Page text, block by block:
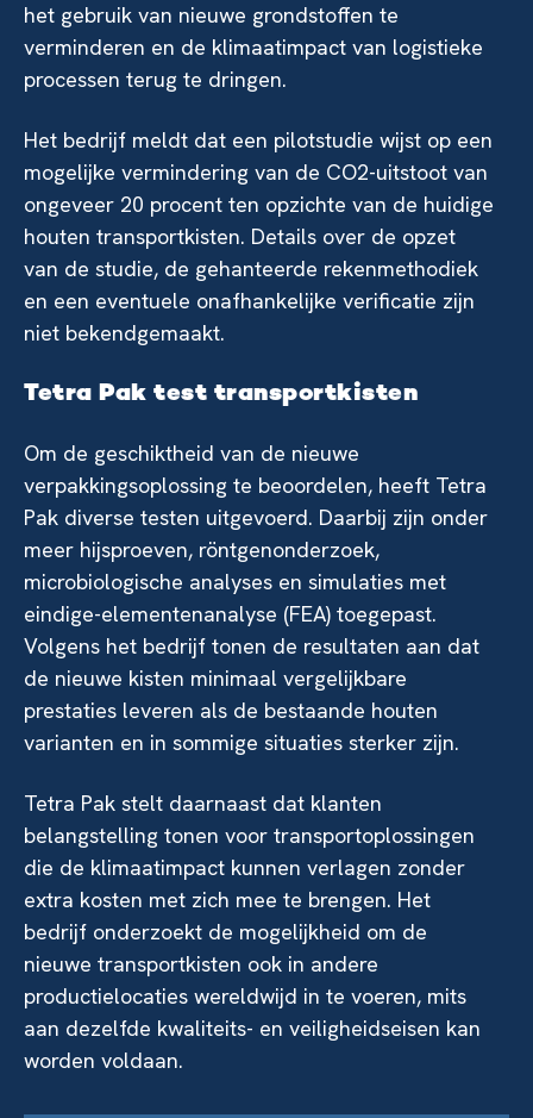
het gebruik van nieuwe grondstoffen te
verminderen en de klimaatimpact van logistieke
processen terug te dringen.
Het bedrijf meldt dat een pilotstudie wijst op een
mogelijke vermindering van de CO2-uitstoot van
ongeveer 20 procent ten opzichte van de huidige
houten transportkisten. Details over de opzet
van de studie, de gehanteerde rekenmethodiek
en een eventuele onafhankelijke verificatie zijn
niet bekendgemaakt.
Tetra Pak test transportkisten
Om de geschiktheid van de nieuwe
verpakkingsoplossing te beoordelen, heeft Tetra
Pak diverse testen uitgevoerd. Daarbij zijn onder
meer hijsproeven, röntgenonderzoek,
microbiologische analyses en simulaties met
eindige-elementenanalyse (FEA) toegepast.
Volgens het bedrijf tonen de resultaten aan dat
de nieuwe kisten minimaal vergelijkbare
prestaties leveren als de bestaande houten
varianten en in sommige situaties sterker zijn.
Tetra Pak stelt daarnaast dat klanten
belangstelling tonen voor transportoplossingen
die de klimaatimpact kunnen verlagen zonder
extra kosten met zich mee te brengen. Het
bedrijf onderzoekt de mogelijkheid om de
nieuwe transportkisten ook in andere
productielocaties wereldwijd in te voeren, mits
aan dezelfde kwaliteits- en veiligheidseisen kan
worden voldaan.